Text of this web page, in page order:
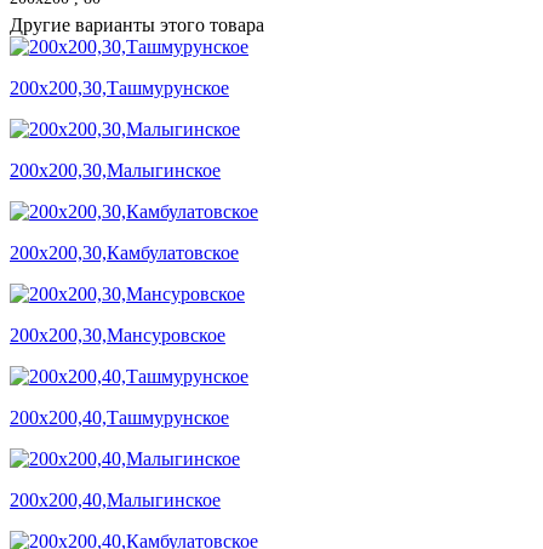
Другие варианты этого товара
200х200,30,Ташмурунское
200х200,30,Малыгинское
200х200,30,Камбулатовское
200х200,30,Мансуровское
200х200,40,Ташмурунское
200х200,40,Малыгинское